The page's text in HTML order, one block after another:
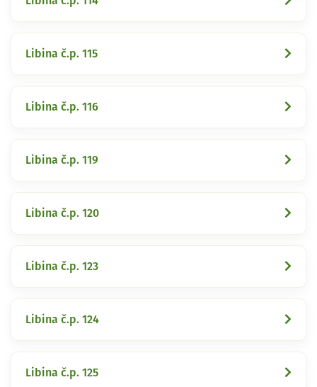
Libina č.p. 115
Libina č.p. 116
Libina č.p. 119
Libina č.p. 120
Libina č.p. 123
Libina č.p. 124
Libina č.p. 125